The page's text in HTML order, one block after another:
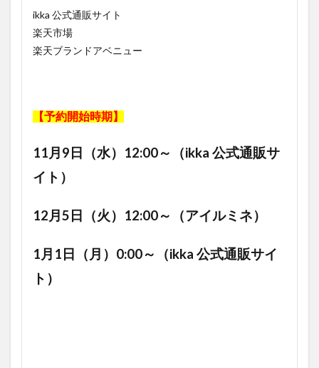
ikka 公式通販サイト
楽天市場
楽天ブランドアベニュー
【予約開始時期】
11月9日（水）12:00～（ikka 公式通販サ
イト）
12月5日（火）12:00～（アイルミネ）
1月1日（月）0:00～（ikka 公式通販サイ
ト）